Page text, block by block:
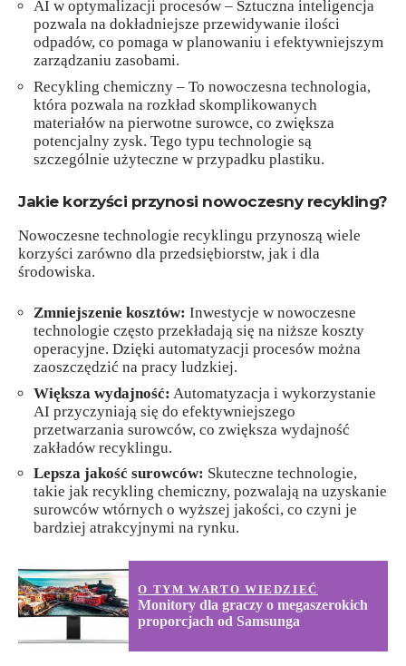
AI w optymalizacji procesów – Sztuczna inteligencja
pozwala na dokładniejsze przewidywanie ilości
odpadów, co pomaga w planowaniu i efektywniejszym
zarządzaniu zasobami.
Recykling chemiczny – To nowoczesna technologia,
która pozwala na rozkład skomplikowanych
materiałów na pierwotne surowce, co zwiększa
potencjalny zysk. Tego typu technologie są
szczególnie użyteczne w przypadku plastiku.
Jakie korzyści przynosi nowoczesny recykling?
Nowoczesne technologie recyklingu przynoszą wiele
korzyści zarówno dla przedsiębiorstw, jak i dla
środowiska.
Zmniejszenie kosztów: Inwestycje w nowoczesne
technologie często przekładają się na niższe koszty
operacyjne. Dzięki automatyzacji procesów można
zaoszczędzić na pracy ludzkiej.
Większa wydajność: Automatyzacja i wykorzystanie
AI przyczyniają się do efektywniejszego
przetwarzania surowców, co zwiększa wydajność
zakładów recyklingu.
Lepsza jakość surowców: Skuteczne technologie,
takie jak recykling chemiczny, pozwalają na uzyskanie
surowców wtórnych o wyższej jakości, co czyni je
bardziej atrakcyjnymi na rynku.
O TYM WARTO WIEDZIEĆ
Monitory dla graczy o megaszerokich
proporcjach od Samsunga